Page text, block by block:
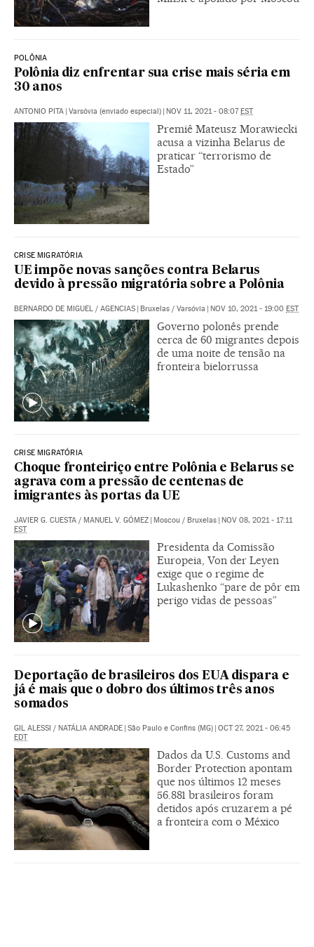
POLÔNIA
Polônia diz enfrentar sua crise mais séria em
30 anos
ANTONIO PITA | Varsóvia (enviado especial) | NOV 11, 2021 - 08:07EST
Premiê Mateusz Morawiecki
acusa a vizinha Belarus de
praticar “terrorismo de
Estado”
CRISE MIGRATÓRIA
UE impõe novas sanções contra Belarus
devido à pressão migratória sobre a Polônia
BERNARDO DE MIGUEL / AGENCIAS | Bruxelas / Varsóvia | NOV 10, 2021 - 19:00 EST
Governo polonês prende
cerca de 60 migrantes depois
de uma noite de tensão na
fronteira bielorrussa
CRISE MIGRATÓRIA
Choque fronteiriço entre Polônia e Belarus se
agrava com a pressão de centenas de
imigrantes às portas da UE
JAVIER G. CUESTA / MANUEL V. GÓMEZ | Moscou / Bruxelas | NOV 08, 2021 - 17:11
EST
Presidenta da Comissão
Europeia, Von der Leyen
exige que o regime de
Lukashenko “pare de pôr em
perigo vidas de pessoas”
Deportação de brasileiros dos EUA dispara e
já é mais que o dobro dos últimos três anos
somados
GIL ALESSI / NATÁLIA ANDRADE | São Paulo e Confins (MG) | OCT 27, 2021 - 06:45
EDT
Dados da U.S. Customs and
Border Protection apontam
que nos últimos 12 meses
56.881 brasileiros foram
detidos após cruzarem a pé
a fronteira com o México